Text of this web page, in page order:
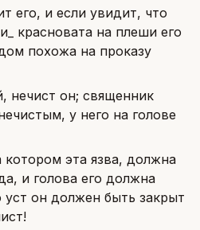
его, и если увидит, что
красновата на плеши его
похожа на проказу
нечист он; священник
у него на голове
эта язва, должна
и голова его должна
он должен быть закрыт